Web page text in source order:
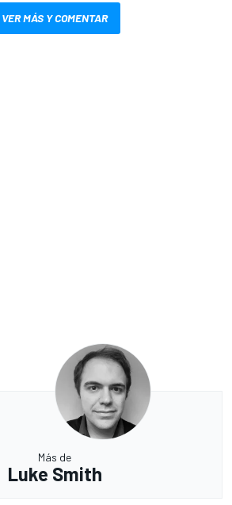
VER MÁS Y COMENTAR
Más de
Luke Smith